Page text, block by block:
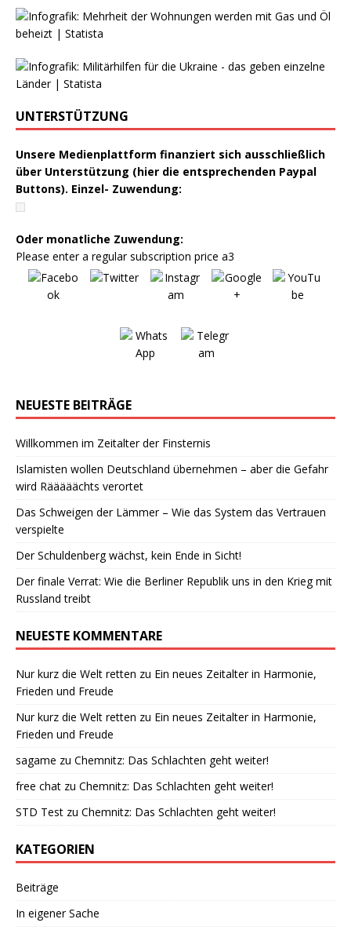
UNTERSTÜTZUNG
Unsere Medienplattform finanziert sich ausschließlich
über Unterstützung (hier die entsprechenden Paypal
Buttons). Einzel- Zuwendung:
Oder monatliche Zuwendung:
Please enter a regular subscription price a3
NEUESTE BEITRÄGE
Willkommen im Zeitalter der Finsternis
Islamisten wollen Deutschland übernehmen – aber die Gefahr
wird Rääääächts verortet
Das Schweigen der Lämmer – Wie das System das Vertrauen
verspielte
Der Schuldenberg wächst, kein Ende in Sicht!
Der finale Verrat: Wie die Berliner Republik uns in den Krieg mit
Russland treibt
NEUESTE KOMMENTARE
Nur kurz die Welt retten zu Ein neues Zeitalter in Harmonie,
Frieden und Freude
Nur kurz die Welt retten zu Ein neues Zeitalter in Harmonie,
Frieden und Freude
sagame zu Chemnitz: Das Schlachten geht weiter!
free chat zu Chemnitz: Das Schlachten geht weiter!
STD Test zu Chemnitz: Das Schlachten geht weiter!
KATEGORIEN
Beiträge
In eigener Sache